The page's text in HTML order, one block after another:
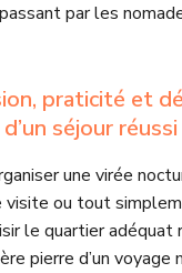
par les
praticité et
séjour réussi
une virée
visite ou tout
le quartier adéquat
pierre d’un voyage